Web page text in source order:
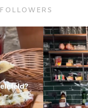
FOLLOWERS